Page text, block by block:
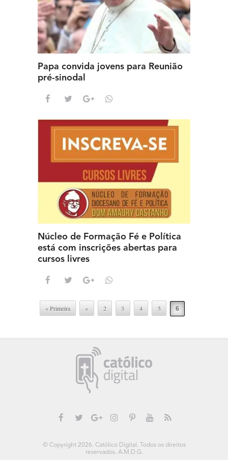
Papa convida jovens para Reunião
pré-sinodal
Núcleo de Formação Fé e Política
está com inscrições abertas para
cursos livres
« Primeira « 2 3 4 5 6
© Copyright 2026. Católico Digital. Todos os direitos
reservados. A.M.D.G.